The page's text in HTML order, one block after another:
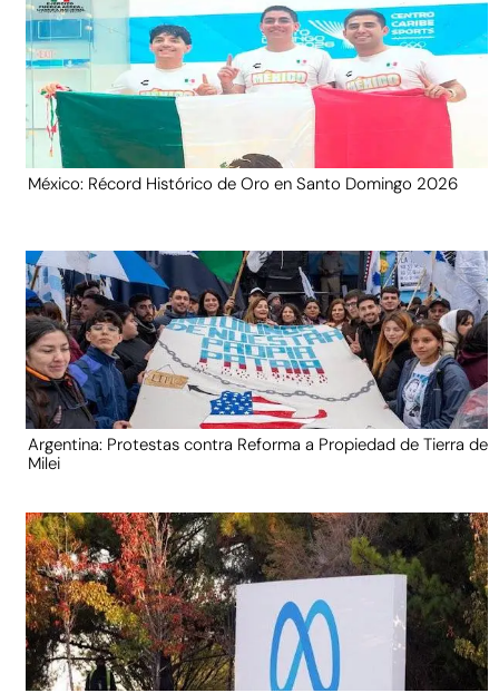
México: Récord Histórico de Oro en Santo Domingo 2026
Argentina: Protestas contra Reforma a Propiedad de Tierra de
Milei